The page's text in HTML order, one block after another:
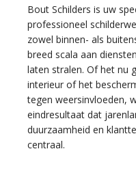
Bout Schilders is uw
professioneel
zowel binnen- als
breed scala aan
laten stralen. Of het nu
interieur of het
tegen weersinvloeden,
eindresultaat dat
duurzaamheid en
centraal.